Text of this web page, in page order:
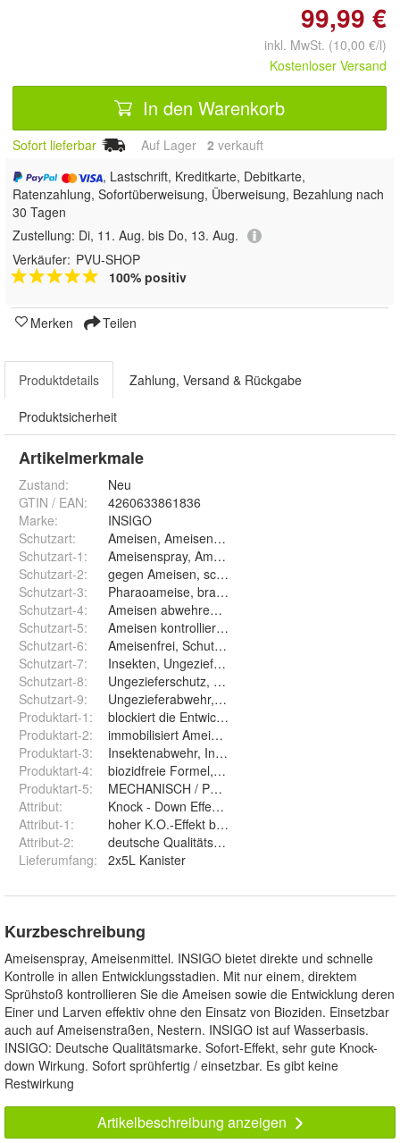
99,99 €
inkl. MwSt. (10,00 €/l)
Kostenloser Versand
In den Warenkorb
Sofort lieferbar Auf Lager 2 verkauft
, Lastschrift, Kreditkarte, Debitkarte,
Ratenzahlung, Sofortüberweisung, Überweisung, Bezahlung nach
30 Tagen
Zustellung: Di, 11. Aug. bis Do, 13. Aug.
Verkäufer: PVU-SHOP
100% positiv
Merken Teilen
Produktdetails Zahlung, Versand & Rückgabe
Produktsicherheit
Artikelmerkmale
Zustand:
Neu
GTIN / EAN:
4260633861836
Marke:
INSIGO
Schutzart:
Ameisen, Ameisenstraßen, Ameisennest
Schutzart-1 :
Ameisenspray, Ameisenmittel, Ameisengift
Schutzart-2:
gegen Ameisen, schwarze Wegameise
Schutzart-3:
Pharaoameise, braune Holzameise, Drüsenameise
Schutzart-4:
Ameisen abwehren, vertreiben, fernhalten
Schutzart-5:
Ameisen kontrollieren, Ameisen bekämpfen
Schutzart-6:
Ameisenfrei, Schutz vor Ameisenbefall
Schutzart-7:
Insekten, Ungeziefer, Schadinsekten
Schutzart-8:
Ungezieferschutz, Insekten Abwehr Spray
Schutzart-9:
Ungezieferabwehr, Ungezieferschutz
Produktart-1 :
blockiert die Entwicklung der Ameiseneier, Larven
Produktart-2:
immobilisiert Ameisen, Ameisenbekämpfung
Produktart-3:
Insektenabwehr, Insektenschutz
Produktart-4:
biozidfreie Formel, auf Wasserbasis
Produktart-5:
MECHANISCH / PHYSIKALISCHES
Attribut:
Knock - Down Effekt, KO-Wirkung,
Attribut-1 :
hoher K.O.-Effekt bei Ameisen
Attribut-2:
deutsche Qualitätsmarke
Lieferumfang: 2x5L Kanister
Kurzbeschreibung
Ameisenspray, Ameisenmittel. INSIGO bietet direkte und schnelle
Kontrolle in allen Entwicklungsstadien. Mit nur einem, direktem
Sprühstoß kontrollieren Sie die Ameisen sowie die Entwicklung deren
Einer und Larven effektiv ohne den Einsatz von Bioziden. Einsetzbar
auch auf Ameisenstraßen, Nestern. INSIGO ist auf Wasserbasis.
INSIGO: Deutsche Qualitätsmarke. Sofort-Effekt, sehr gute Knock-
down Wirkung. Sofort sprühfertig / einsetzbar. Es gibt keine
Restwirkung
Artikelbeschreibung anzeigen